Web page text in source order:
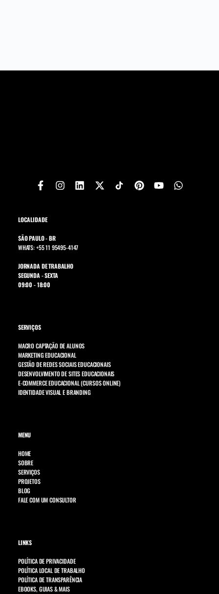
LOCALIDADE
SÃO PAULO - BR
WHATS: +55 11 95495-4147
JORNADA DE TRABALHO
SEGUNDA - SEXTA
09:00 - 18:00
SERVIÇOS
MACRO CAPTAÇÃO DE ALUNOS
MARKETING EDUCACIONAL
GESTÃO DE REDES SOCIAIS EDUCACIONAIS
DESENVOLVIMENTO DE SITES EDUCACIONAIS
E-COMMERCE EDUCACIONAL (CURSOS ONLINE)
IDENTIDADE VISUAL E BRANDING
MENU
HOME
SOBRE
SERVIÇOS
PROJETOS
BLOG
FALE COM UM CONSULTOR
LINKS
POLÍTICA DE PRIVACIDADE
POLÍTICA LOCAL DE TRABALHO
POLÍTICA DE TRANSPARÊNCIA
EBOOKS, GUIAS & MAIS